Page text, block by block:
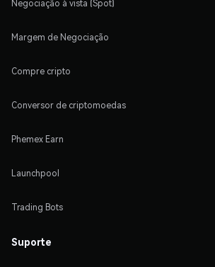
Negociação à vista (Spot)
Margem de Negociação
Compre cripto
Conversor de criptomoedas
Phemex Earn
Launchpool
Trading Bots
Suporte